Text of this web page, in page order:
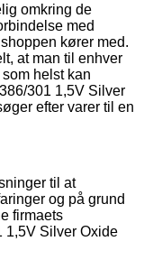
omkring de
med
kører med.
at man til enhver
helst kan
301 1,5V Silver
efter varer til en
til at
og på grund
firmaets
1,5V Silver Oxide